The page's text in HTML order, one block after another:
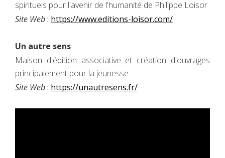
spirituels pour l'avenir de l'humanité de Philippe Loisor
Site Web: https://www.editions-loisor.com/
Un autre sens
Maison d'édition associative et création d'ouvrages
principalement pour la jeunesse
Site Web: https://unautresens.fr/